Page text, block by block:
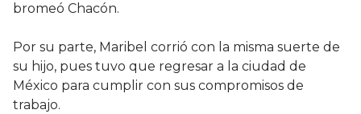
bromeó Chacón.
Por su parte, Maribel corrió con la misma suerte de
su hijo, pues tuvo que regresar a la ciudad de
México para cumplir con sus compromisos de
trabajo.